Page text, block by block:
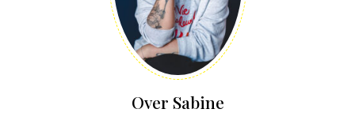
Over Sabine